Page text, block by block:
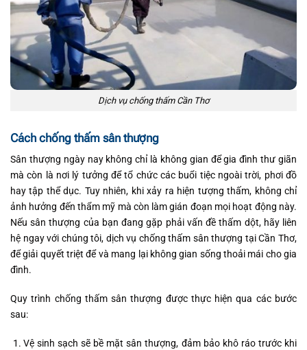
Dịch vụ chống thấm Cần Thơ
Cách chống thấm sân thượng
Sân thượng ngày nay không chỉ là không gian để gia đình thư giãn
mà còn là nơi lý tưởng để tổ chức các buổi tiệc ngoài trời, phơi đồ
hay tập thể dục. Tuy nhiên, khi xảy ra hiện tượng thấm, không chỉ
ảnh hưởng đến thẩm mỹ mà còn làm gián đoạn mọi hoạt động này.
Nếu sân thượng của bạn đang gặp phải vấn đề thấm dột, hãy liên
hệ ngay với chúng tôi, dịch vụ chống thấm sân thượng tại Cần Thơ,
để giải quyết triệt để và mang lại không gian sống thoải mái cho gia
đình.
Quy trình chống thấm sân thượng được thực hiện qua các bước
sau:
Vệ sinh sạch sẽ bề mặt sân thượng, đảm bảo khô ráo trước khi